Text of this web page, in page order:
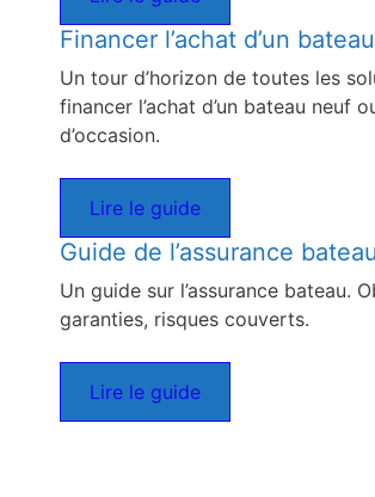
Financer l’achat d’un bateau
Un tour d’horizon de toutes les
financer l’achat d’un bateau neuf
d’occasion.
Lire le guide
Guide de l’assurance bateau
Un guide sur l’assurance bateau.
garanties, risques couverts.
Lire le guide